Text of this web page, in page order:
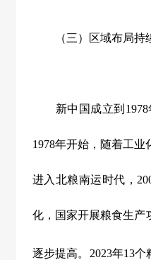
（三）区域布局持
新中国成立到 1978
1978年开始，随着工业
进入北粮南运时代，
化，国家开展粮食生产
逐步提高。 2023年13个